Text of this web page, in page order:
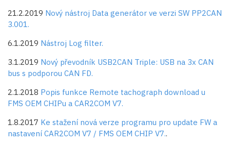
21.2.2019 Nový nástroj Data generátor ve verzi SW PP2CAN
3.001.
6.1.2019 Nástroj Log filter.
3.1.2019 Nový převodník USB2CAN Triple: USB na 3x CAN
bus s podporou CAN FD.
2.1.2018 Popis funkce Remote tachograph download u
FMS OEM CHIPu a CAR2COM V7.
1.8.2017 Ke stažení nová verze programu pro update FW a
nastavení CAR2COM V7 / FMS OEM CHIP V7..